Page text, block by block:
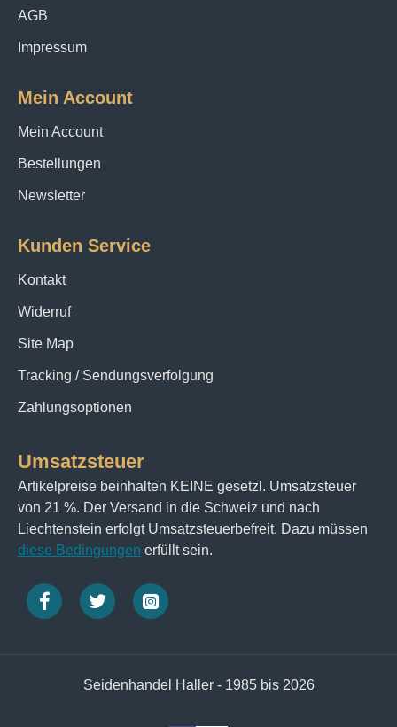
AGB
Impressum
Mein Account
Mein Account
Bestellungen
Newsletter
Kunden Service
Kontakt
Widerruf
Site Map
Tracking / Sendungsverfolgung
Zahlungsoptionen
Umsatzsteuer
Artikelpreise beinhalten KEINE gesetzl. Umsatzsteuer
von 21 %. Der Versand in die Schweiz und nach
Liechtenstein erfolgt Umsatzsteuerbefreit. Dazu müssen
diese Bedingungen erfüllt sein.
Seidenhandel Haller - 1985 bis 2026